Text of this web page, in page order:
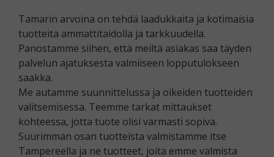
Tamarin arvoina on tehdä laadukkaita ja kotimaisia
tuotteita ammattitaidolla ja tarkkuudella.
Panostamme siihen, että meiltä asiakas saa täyden
palvelun ajatuksesta valmiiseen lopputulokseen
saakka.
Me autamme suunnittelussa ja oikeiden tuotteiden
valitsemisessa. Teemme tarkat mittaukset
kohteessa, jotta tuote olisi varmasti sopiva.
Suurimman osan tuotteista valmistamme itse
Tampereella ja ne tuotteet, joita emme valmista